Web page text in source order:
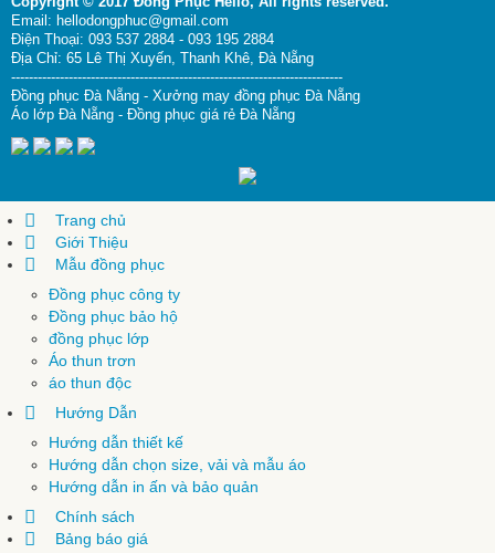
Email: hellodongphuc@gmail.com
Điện Thoại: 093 537 2884 - 093 195 2884
Địa Chỉ: 65 Lê Thị Xuyến, Thanh Khê, Đà Nẵng
---------------------------------------------------------------------------
Đồng phục Đà Nẵng - Xưởng may đồng phục Đà Nẵng
Áo lớp Đà Nẵng - Đồng phục giá rẻ Đà Nẵng
Trang chủ
Giới Thiệu
Mẫu đồng phục
Đồng phục công ty
Đồng phục bảo hộ
đồng phục lớp
Áo thun trơn
áo thun độc
Hướng Dẫn
Hướng dẫn thiết kế
Hướng dẫn chọn size, vải và mẫu áo
Hướng dẫn in ấn và bảo quản
Chính sách
Bảng báo giá